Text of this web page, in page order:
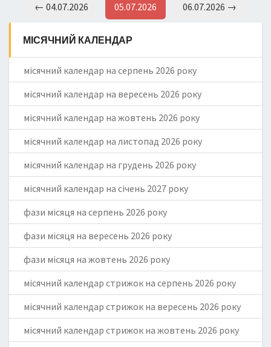
← 04.07.2026 05.07.2026 06.07.2026 →
МІСЯЧНИЙ КАЛЕНДАР
місячний календар на серпень 2026 року
місячний календар на вересень 2026 року
місячний календар на жовтень 2026 року
місячний календар на листопад 2026 року
місячний календар на грудень 2026 року
місячний календар на січень 2027 року
фази місяця на серпень 2026 року
фази місяця на вересень 2026 року
фази місяця на жовтень 2026 року
місячний календар стрижок на серпень 2026 року
місячний календар стрижок на вересень 2026 року
місячний календар стрижок на жовтень 2026 року